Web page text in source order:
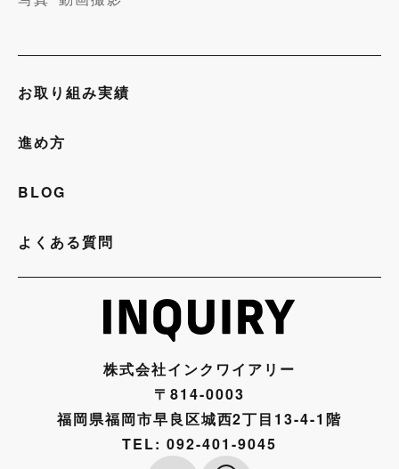
お取り組み実績
進め方
BLOG
よくある質問
株式会社インクワイアリー
〒814-0003
福岡県福岡市早良区城西2丁目13-4-1階
TEL:092-401-9045